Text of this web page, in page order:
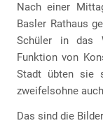
Nach einer
Basler Rathaus
Schüler in das
Funktion von
Stadt übten sie
zweifelsohne
Das sind die